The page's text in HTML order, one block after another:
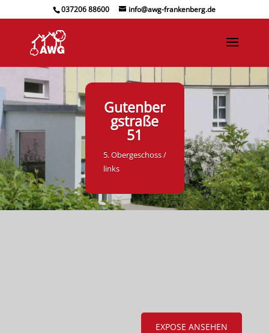
037206 88600 info@awg-frankenberg.de
Gutenber
gstraße
51
5. Obergeschoss /
links
EXPOSE ANSEHEN